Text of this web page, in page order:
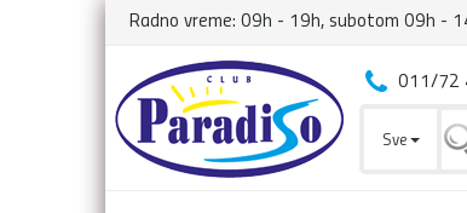
Radno vreme: 09h - 19h, subotom 09h -
011/72
Sve